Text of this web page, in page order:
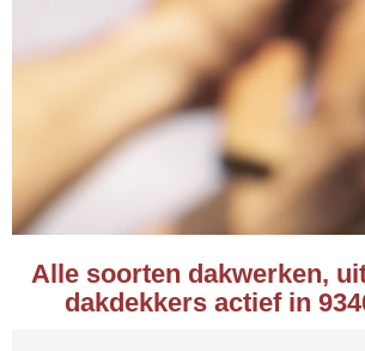
Alle soorten dakwerken,
dakdekkers actief in